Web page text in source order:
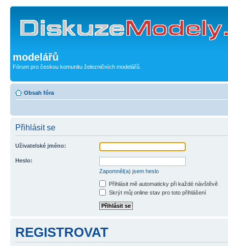
modelářů
Fórum pro českou komunitu železničních modelářů.
Obsah fóra
Přihlásit se
Uživatelské jméno:
Heslo:
Zapomněl(a) jsem heslo
Přihlásit mě automaticky při každé návštěvě
Skrýt můj online stav pro toto přihlášení
REGISTROVAT